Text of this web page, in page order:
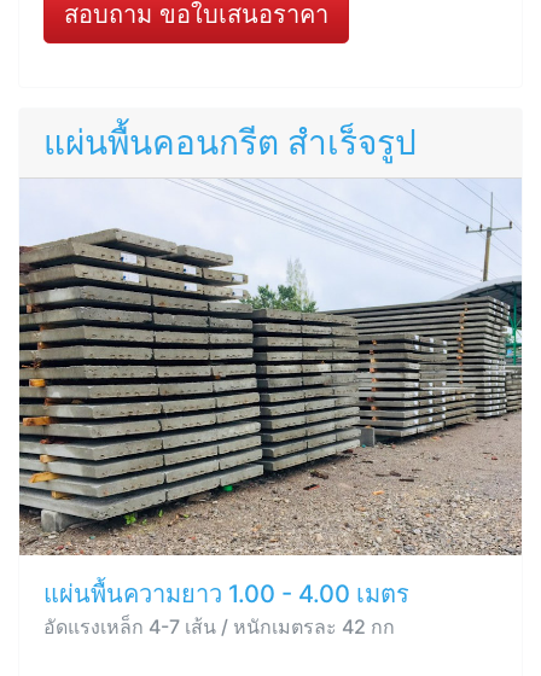
สอบถาม ขอใบเสนอราคา
แผ่นพื้นคอนกรีต สำเร็จรูป
แผ่นพื้นความยาว 1.00 - 4.00 เมตร
อัดแรงเหล็ก 4-7 เส้น / หนักเมตรละ 42 กก